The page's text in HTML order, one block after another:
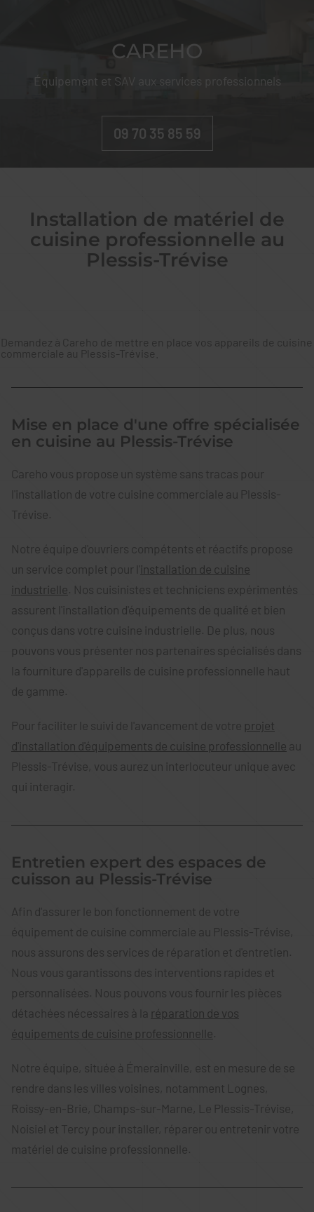
CAREHO
Équipement et SAV aux services professionnels
09 70 35 85 59
Installation de matériel de
cuisine professionnelle au
Plessis-Trévise
Demandez à Careho de mettre en place vos appareils de cuisine
commerciale au Plessis-Trévise.
Mise en place d'une offre spécialisée
en cuisine au Plessis-Trévise
Careho vous propose un système sans tracas pour
l'installation de votre cuisine commerciale au Plessis-
Trévise.
Notre équipe d'ouvriers compétents et réactifs propose
un service complet pour l' installation de cuisine
industrielle. Nos cuisinistes et techniciens expérimentés
assurent l'installation d'équipements de qualité et bien
conçus dans votre cuisine industrielle. De plus, nous
pouvons vous présenter nos partenaires spécialisés dans
la fourniture d'appareils de cuisine professionnelle haut
de gamme.
Pour faciliter le suivi de l'avancement de votre projet
d'installation d'équipements de cuisine professionnelle au
Plessis-Trévise, vous aurez un interlocuteur unique avec
qui interagir.
Entretien expert des espaces de
cuisson au Plessis-Trévise
Afin d'assurer le bon fonctionnement de votre
équipement de cuisine commerciale au Plessis-Trévise,
nous assurons des services de réparation et d'entretien.
Nous vous garantissons des interventions rapides et
personnalisées. Nous pouvons vous fournir les pièces
détachées nécessaires à la réparation de vos
équipements de cuisine professionnelle.
Notre équipe, située à Émerainville, est en mesure de se
rendre dans les villes voisines, notamment Lognes,
Roissy-en-Brie, Champs-sur-Marne, Le Plessis-Trévise,
Noisiel et Tercy pour installer, réparer ou entretenir votre
matériel de cuisine professionnelle.